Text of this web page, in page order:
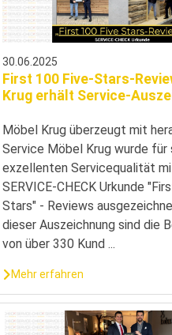
30.06.2025
First 100 Five-Stars-
Krug erhält Service-
Möbel Krug überzeugt mit
Service Möbel Krug wurde für
exzellenten Servicequalität
SERVICE-CHECK Urkunde
Stars" - Reviews
dieser Auszeichnung sind die
von über 330 Kund ...
Mehr erfahren